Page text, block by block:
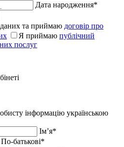
Дата народження*
та приймаю договір про
Я приймаю публічний
послуг
інформацію українською
Імʼя*
По-батькові*